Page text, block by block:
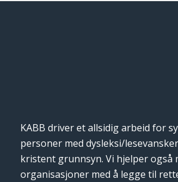
KABB driver et allsidig arbeid for
personer med dysleksi/
kristent grunnsyn. Vi hjelper også
organisasjoner med å legge til